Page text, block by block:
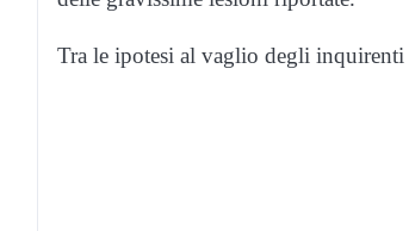
Tra le ipotesi al vaglio degli inquirenti